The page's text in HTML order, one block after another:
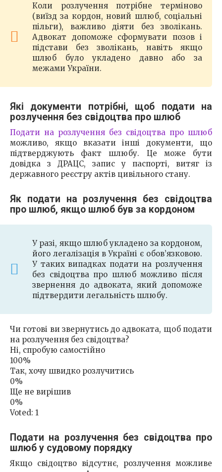
Коли розлучення потрібне терміново
(виїзд за кордон, новий шлюб, соціальні
пільги), важливо діяти без зволікань.
Адвокат допоможе сформувати позов і
підстави без зволікань, навіть якщо
шлюб було укладено давно або за
межами України.
Які документи потрібні, щоб подати на
розлучення без свідоцтва про шлюб
Подати на розлучення без свідоцтва про шлюб
можливо, якщо вказати інші документи, що
підтверджують факт шлюбу. Це може бути
довідка з ДРАЦС, запис у паспорті, витяг із
державного реєстру актів цивільного стану.
Як подати на розлучення без свідоцтва
про шлюб, якщо шлюб був за кордоном
У разі, якщо шлюб укладено за кордоном,
його легалізація в Україні є обов’язковою.
У таких випадках подати на розлучення
без свідоцтва про шлюб можливо після
звернення до адвоката, який допоможе
підтвердити легальність шлюбу.
Чи готові ви звернутись до адвоката, щоб подати
на розлучення без свідоцтва?
Ні, спробую самостійно
100%
Так, хочу швидко розлучитись
0%
Ще не вирішив
0%
Voted: 1
Подати на розлучення без свідоцтва про
шлюб у судовому порядку
Якщо свідоцтво відсутнє, розлучення можливе